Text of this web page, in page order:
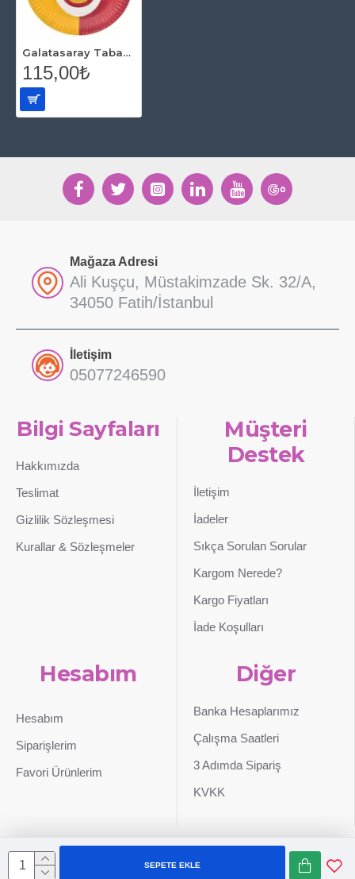
SEPETE EKLE
Galatasaray Tabak (8'li)
115,00₺
Mağaza Adresi
Ali Kuşçu, Müstakimzade Sk. 32/A,
34050 Fatih/İstanbul
İletişim
05077246590
Bilgi Sayfaları
Hakkımızda
Teslimat
Gizlilik Sözleşmesi
Kurallar & Sözleşmeler
Müşteri
Destek
İletişim
İadeler
Sıkça Sorulan Sorular
Kargom Nerede?
Kargo Fiyatları
İade Koşulları
Hesabım
Hesabım
Siparişlerim
Favori Ürünlerim
Diğer
Banka Hesaplarımız
Çalışma Saatleri
3 Adımda Sipariş
KVKK